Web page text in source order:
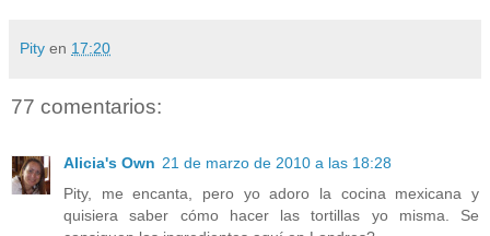
Pity en 17:20
77 comentarios:
Alicia's Own 21 de marzo de 2010 a las 18:28
Pity, me encanta, pero yo adoro la cocina mexicana y
quisiera saber cómo hacer las tortillas yo misma. Se